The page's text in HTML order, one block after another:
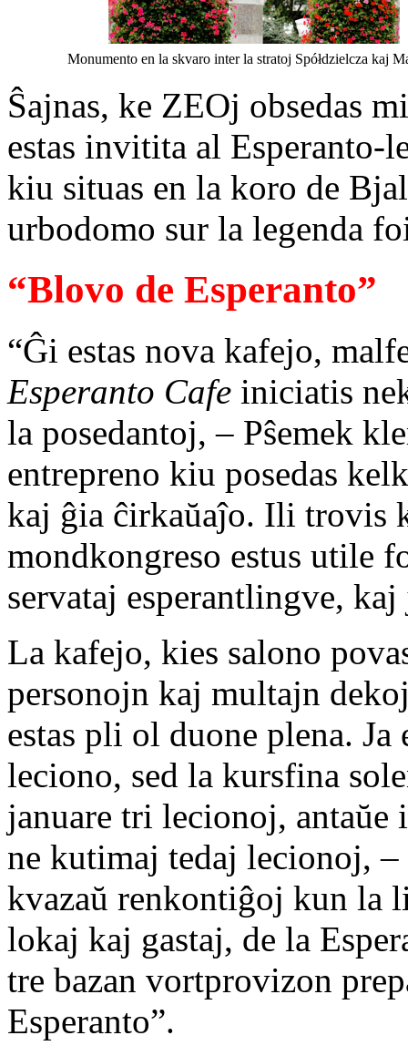
Monumento en la skvaro inter la stratoj Spółdzielcza kaj
Ŝajnas, ke ZEOj obsedas
estas invitita al Esperanto-
kiu situas en la koro de
urbodomo sur la legenda
“Blovo de Esperanto”
“Ĝi estas nova kafejo,
Esperanto Cafe iniciatis
la posedantoj, – Pŝemek
entrepreno kiu posedas
kaj ĝia ĉirkaŭaĵo. Ili trovis
mondkongreso estus utile
servataj esperantlingve,
La kafejo, kies salono
personojn kaj multajn
estas pli ol duone plena. Ja
leciono, sed la kursfina
januare tri lecionoj,
ne kutimaj tedaj lecionoj, –
kvazaŭ renkontiĝoj kun la
lokaj kaj gastaj, de la
tre bazan vortprovizon
Esperanto”.